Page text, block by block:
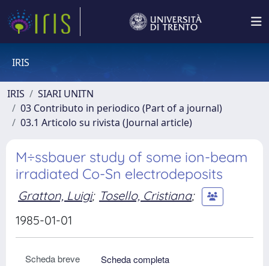
IRIS
IRIS
SIARI UNITN
03 Contributo in periodico (Part of a journal)
03.1 Articolo su rivista (Journal article)
M÷ssbauer study of some ion-beam
irradiated Co-Sn electrodeposits
Gratton, Luigi; Tosello, Cristiana;
1985-01-01
Scheda breve
Scheda completa